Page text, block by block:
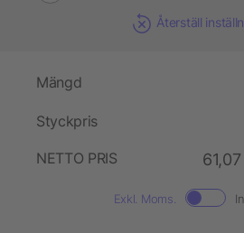
Återställ
Mängd
Styckpris
NETTO PRIS
Exkl. Moms.